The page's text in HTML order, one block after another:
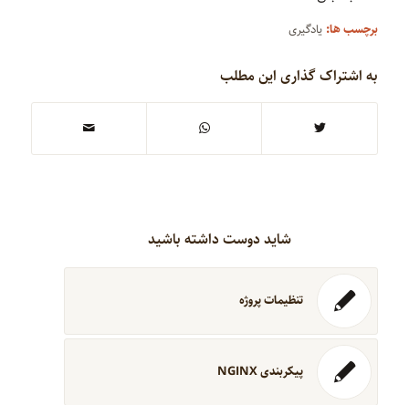
برچسب ها: یادگیری
به اشتراک گذاری این مطلب
شاید دوست داشته باشید
تنظیمات پروژه
پیکربندی NGINX